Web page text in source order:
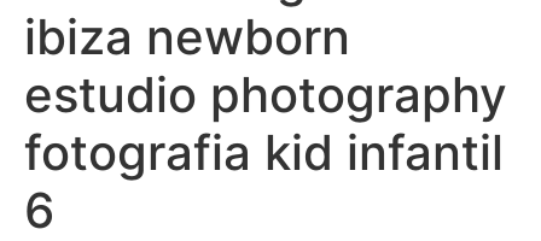
ibiza newborn
estudio photography
fotografia kid infantil
6